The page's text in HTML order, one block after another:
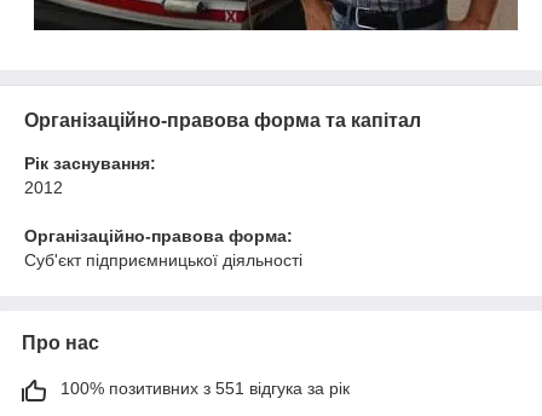
Організаційно-правова форма та капітал
Рік заснування:
2012
Організаційно-правова форма:
Суб'єкт підприємницької діяльності
Про нас
100% позитивних з 551 відгука за рік